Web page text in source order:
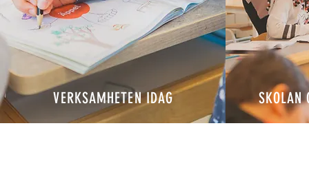
VERKSAMHETEN IDAG SKOLAN